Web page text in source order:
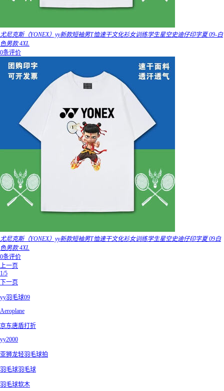
尤尼克斯（YONEX）yy新款短袖男T恤速干文化衫女训练学生星空史迪仔印字夏 09-白
色男款 4XL
0条评价
尤尼克斯（YONEX）yy新款短袖男T恤速干文化衫女训练学生星空史迪仔印字夏 09白
色男款 4XL
0条评价
上一页
1/5
下一页
yy羽毛球09
Aeroplane
京东唐盾打折
yy2000
亚狮龙轻羽毛球拍
羽毛球羽毛球
羽毛球软木